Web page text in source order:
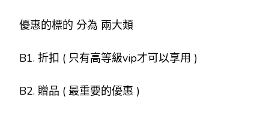
優惠的標的 分為 兩大類
B1. 折扣 ( 只有高等級vip才可以享用 )
B2. 贈品 ( 最重要的優惠 )